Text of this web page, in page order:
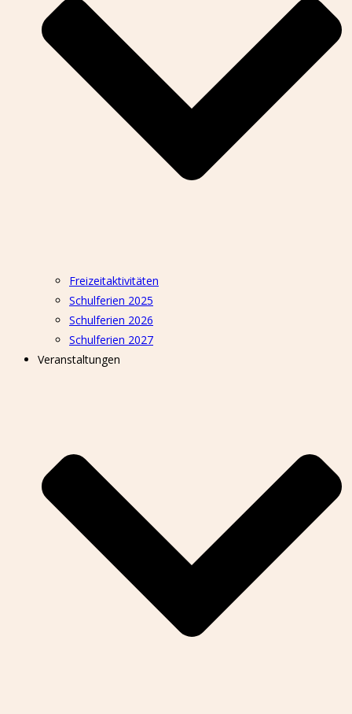
Freizeitaktivitäten
Schulferien 2025
Schulferien 2026
Schulferien 2027
Veranstaltungen